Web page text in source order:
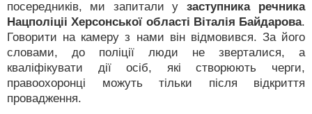
посередників, ми запитали у заступника речника
Нацполіціі Херсонської області Віталія Байдарова.
Говорити на камеру з нами він відмовився. За його
словами, до поліції люди не зверталися, а
кваліфікувати дії осіб, які створюють черги,
правоохоронці можуть тільки після відкриття
провадження.